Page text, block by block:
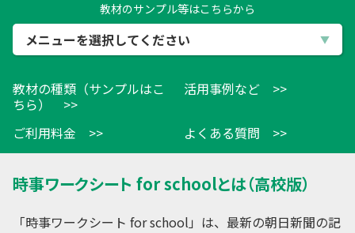
教材のサンプル等はこちらから
メニューを選択してください
教材の種類（サンプルはこ
ちら） >>
活用事例など >>
ご利用料金 >> よくある質問 >>
時事ワークシート for schoolとは（高校版）
「時事ワークシート for school」は、最新の朝日新聞の記